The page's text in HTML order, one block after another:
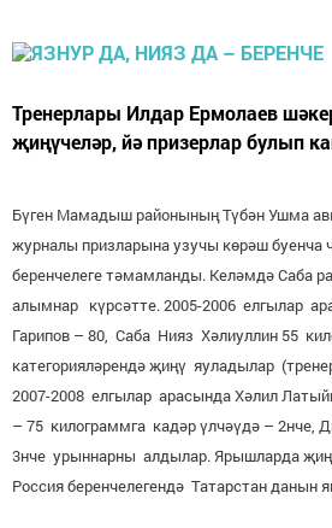
Тренерлары Илдар Ермолаев
җиңүчеләр, йә призерлар булып
Бүген Мамадыш районының Түбән Ушма
журналы призларына узучы көрәш буенча
беренчелеге тәмамланды. Келәмдә Саба
алымнар күрсәтте. 2005-2006 елгылар
Гарипов – 80, Саба Нияз Хәлиуллин 55
категорияләрендә җиңү яуладылар
2007-2008 елгылар арасында Хәлил
– 75 килограммга кадәр үлчәүдә – 2нче,
3нче урыннарны алдылар. Ярышларда
Россия беренчелегендә Татарстан данын